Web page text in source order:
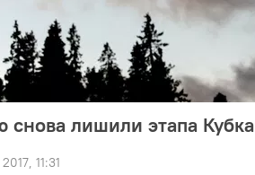
снова лишили этапа
11:31